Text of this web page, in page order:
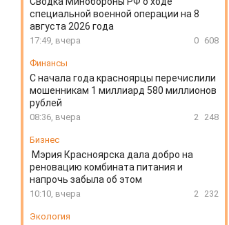
специальной военной операции на 8
августа 2026 года
17:49, вчера 0 608
Финансы
С начала года красноярцы перечислили
мошенникам 1 миллиард 580 миллионов
рублей
08:36, вчера 2 248
Бизнес
Мэрия Красноярска дала добро на
реновацию комбината питания и
напрочь забыла об этом
10:10, вчера 2 232
Экология